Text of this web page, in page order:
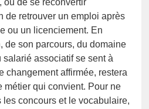
ou de se reconvertir
de retrouver un emploi après
ou un licenciement. En
de son parcours, du domaine
salarié associatif se sent à
changement affirmée, restera
métier qui convient. Pour ne
les concours et le vocabulaire,